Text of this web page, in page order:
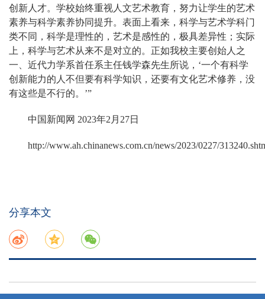
创新人才。学校始终重视人文艺术教育，努力让学生的艺术
素养与科学素养协同提升。表面上看来，科学与艺术学科门
类不同，科学是理性的，艺术是感性的，极具差异性；实际
上，科学与艺术从来不是对立的。正如我校主要创始人之
一、近代力学系首任系主任钱学森先生所说，‘一个有科学
创新能力的人不但要有科学知识，还要有文化艺术修养，没
有这些是不行的。’”
中国新闻网 2023年2月27日
http://www.ah.chinanews.com.cn/news/2023/0227/
分享本文